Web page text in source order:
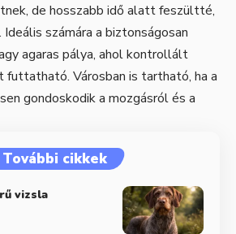
de hosszabb idő alatt feszültté,
számára a biztonságosan
agaras pálya, ahol kontrollált
Városban is tartható, ha a
gondoskodik a mozgásról és a
További cikkek
vizsla